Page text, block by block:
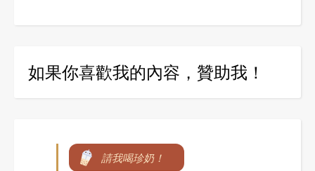
如果你喜歡我的內容，贊助我！
請我喝珍奶！